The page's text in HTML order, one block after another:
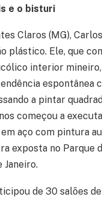
e o bisturi
Claros (MG),
plástico. Ele, que
interior
espontânea
a pintar
começou a
aço com pintura
exposta no Parque
Janeiro.
de 30 salões